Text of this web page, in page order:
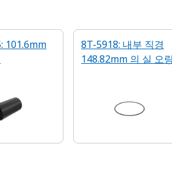
101.6mm
8T-5918: 내부 직경
148.82mm 의 실 오링